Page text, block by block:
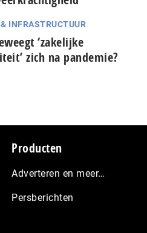
INFRASTRUCTUUR
‘zakelijke
zich na pandemie?
Producten
Adverteren en meer…
Persberichten